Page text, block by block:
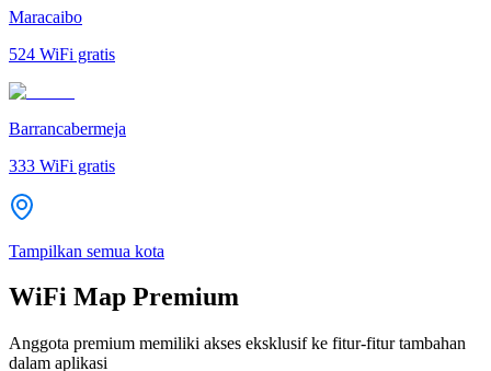
Maracaibo
524 WiFi gratis
Barrancabermeja
333 WiFi gratis
Tampilkan semua kota
WiFi Map Premium
Anggota premium memiliki akses eksklusif ke fitur-fitur tambahan
dalam aplikasi